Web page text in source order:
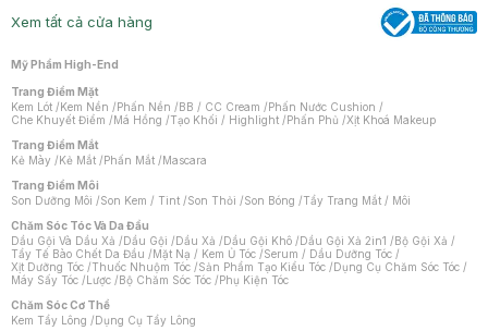
Xem tất cả cửa hàng
Mỹ Phẩm High-End
Trang Điểm Mặt
Kem Lót /Kem Nền /Phấn Nền /BB / CC Cream /Phấn Nước Cushion /
Che Khuyết Điểm /Má Hồng /Tạo Khối / Highlight /Phấn Phủ /Xịt Khoá Makeup
Trang Điểm Mắt
Kẻ Mày /Kẻ Mắt /Phấn Mắt /Mascara
Trang Điểm Môi
Son Dưỡng Môi /Son Kem / Tint /Son Thỏi /Son Bóng /Tẩy Trang Mắt / Môi
Chăm Sóc Tóc Và Da Đầu
Dầu Gội Và Dầu Xả /Dầu Gội /Dầu Xả /Dầu Gội Khô /Dầu Gội Xả 2in1 /Bộ Gội Xả /
Tẩy Tế Bào Chết Da Đầu /Mặt Nạ / Kem Ủ Tóc /Serum / Dầu Dưỡng Tóc /
Xịt Dưỡng Tóc /Thuốc Nhuộm Tóc /Sản Phẩm Tạo Kiểu Tóc /Dụng Cụ Chăm Sóc Tóc /
Máy Sấy Tóc /Lược /Bộ Chăm Sóc Tóc /Phụ Kiện Tóc
Chăm Sóc Cơ Thể
Kem Tẩy Lông /Dụng Cụ Tẩy Lông